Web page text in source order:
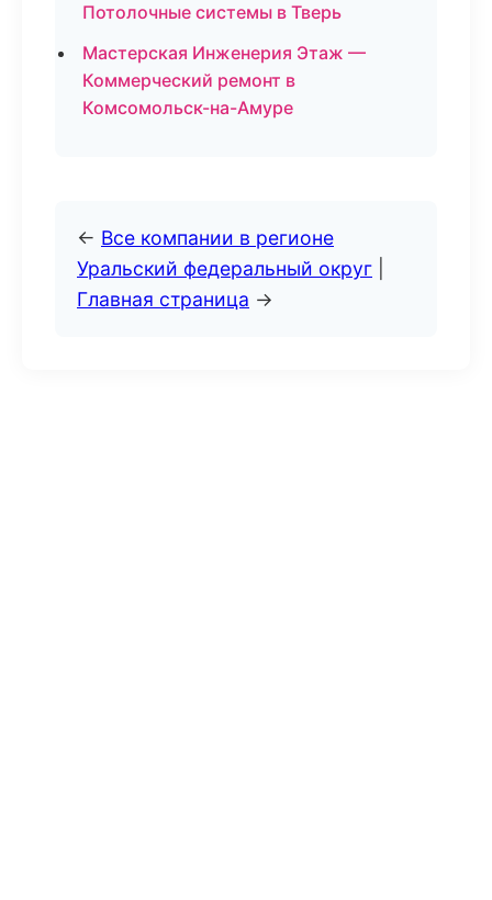
Потолочные системы в Тверь
Мастерская Инженерия Этаж —
Коммерческий ремонт в
Комсомольск-на-Амуре
← Все компании в регионе
Уральский федеральный округ
Главная страница →